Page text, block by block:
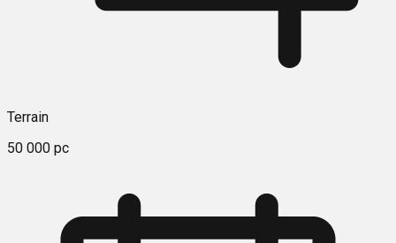
Terrain
50 000 pc